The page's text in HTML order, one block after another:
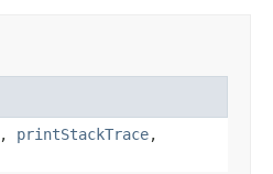
, printStackTrace,